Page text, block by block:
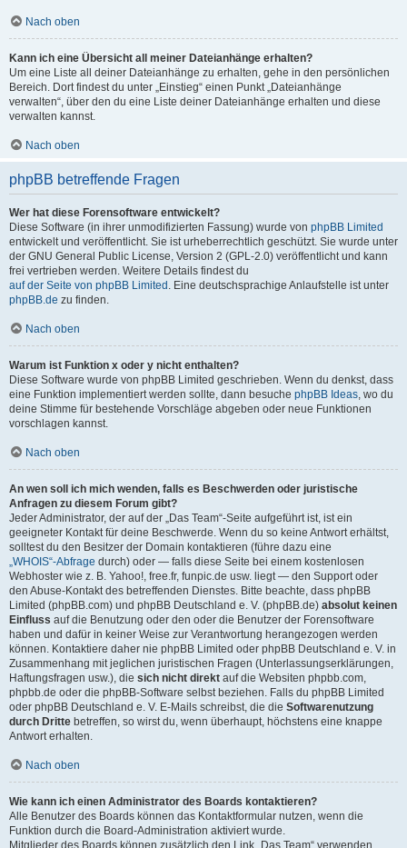
Nach oben
Kann ich eine Übersicht all meiner Dateianhänge erhalten?
Um eine Liste all deiner Dateianhänge zu erhalten, gehe in den persönlichen
Bereich. Dort findest du unter „Einstieg“ einen Punkt „Dateianhänge
verwalten“, über den du eine Liste deiner Dateianhänge erhalten und diese
verwalten kannst.
Nach oben
phpBB betreffende Fragen
Wer hat diese Forensoftware entwickelt?
Diese Software (in ihrer unmodifizierten Fassung) wurde von phpBB Limited
entwickelt und veröffentlicht. Sie ist urheberrechtlich geschützt. Sie wurde unter
der GNU General Public License, Version 2 (GPL-2.0) veröffentlicht und kann
frei vertrieben werden. Weitere Details findest du
auf der Seite von phpBB Limited . Eine deutschsprachige Anlaufstelle ist unter
phpBB.de zu finden.
Nach oben
Warum ist Funktion x oder y nicht enthalten?
Diese Software wurde von phpBB Limited geschrieben. Wenn du denkst, dass
eine Funktion implementiert werden sollte, dann besuche phpBB Ideas, wo du
deine Stimme für bestehende Vorschläge abgeben oder neue Funktionen
vorschlagen kannst.
Nach oben
An wen soll ich mich wenden, falls es Beschwerden oder juristische
Anfragen zu diesem Forum gibt?
Jeder Administrator, der auf der „Das Team“-Seite aufgeführt ist, ist ein
geeigneter Kontakt für deine Beschwerde. Wenn du so keine Antwort erhältst,
solltest du den Besitzer der Domain kontaktieren (führe dazu eine
„WHOIS“-Abfrage durch) oder — falls diese Seite bei einem kostenlosen
Webhoster wie z. B. Yahoo!, free.fr, funpic.de usw. liegt — den Support oder
den Abuse-Kontakt des betreffenden Dienstes. Bitte beachte, dass phpBB
Limited (phpBB.com) und phpBB Deutschland e. V. (phpBB.de) absolut keinen
Einfluss auf die Benutzung oder den oder die Benutzer der Forensoftware
haben und dafür in keiner Weise zur Verantwortung herangezogen werden
können. Kontaktiere daher nie phpBB Limited oder phpBB Deutschland e. V. in
Zusammenhang mit jeglichen juristischen Fragen (Unterlassungserklärungen,
Haftungsfragen usw.), die sich nicht direkt auf die Websiten phpbb.com,
phpbb.de oder die phpBB-Software selbst beziehen. Falls du phpBB Limited
oder phpBB Deutschland e. V. E-Mails schreibst, die die Softwarenutzung
durch Dritte betreffen, so wirst du, wenn überhaupt, höchstens eine knappe
Antwort erhalten.
Nach oben
Wie kann ich einen Administrator des Boards kontaktieren?
Alle Benutzer des Boards können das Kontaktformular nutzen, wenn die
Funktion durch die Board-Administration aktiviert wurde.
Mitglieder des Boards können zusätzlich den Link „Das Team“ verwenden.